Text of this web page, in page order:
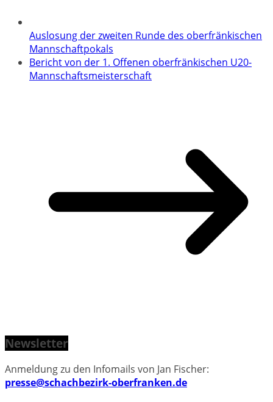
Auslosung der zweiten Runde des oberfränkischen
Mannschaftpokals
Bericht von der 1. Offenen oberfränkischen U20-
Mannschaftsmeisterschaft
Newsletter
Anmeldung zu den Infomails von Jan Fischer:
presse@schachbezirk-oberfranken.de